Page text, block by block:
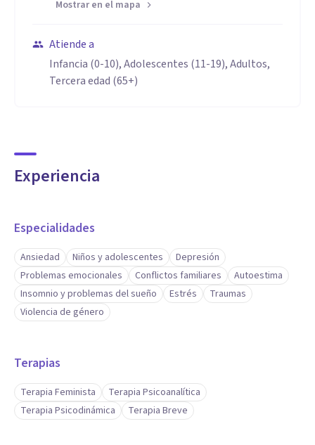
Mostrar en el mapa
Atiende a
Infancia (0-10), Adolescentes (11-19), Adultos,
Tercera edad (65+)
Experiencia
Especialidades
Ansiedad Niños y adolescentes
Depresión
Problemas emocionales
Conflictos familiares
Autoestima
Insomnio y problemas del sueño
Estrés
Traumas
Violencia de género
Terapias
Terapia Feminista
Terapia Psicoanalítica
Terapia Psicodinámica
Terapia Breve